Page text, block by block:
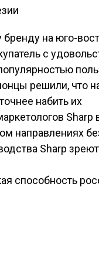
бренду на юго-
с
решили, что
набить их
Sharp
направлениях
Sharp зреют
способность